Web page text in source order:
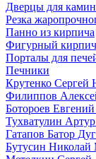
Дверцы для
Резка
Панно из кирпича
Фигурный кирпич
Порталы для
Печники
Крутенко Сергей
Филиппов
Ботороев
Тухватулин
Гатапов Батор
Бутусин